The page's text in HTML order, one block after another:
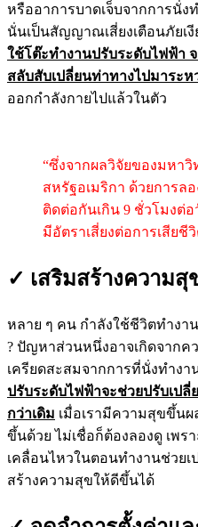
หรืออาการบาดเจ็บจากการนั่ง
นั่นเป็นสัญญาณเสี่ยงเตือนภัยเ
ใช้โต๊ะทำงานปรับระดับไฟฟ้า
สลับสับเปลี่ยนท่าทางไปมาระห
ออกกำลังกายไปแล้วในตัว
“ซึ่งจากผลวิจัยของมหาวิ
สหรัฐอเมริกา ด้วยการล
ติดต่อกันเกิน 9 ชั่วโมงต่อ
มีอัตราเสี่ยงต่อการเสียชี
✓ เสริมสร้างความ
หลาย ๆ คน กำลังใช้ชีวิตทำงา
? ปัญหาส่วนหนึ่งอาจเกิดจากค
เครียดสะสมจากการที่นั่งทำงา
ปรับระดับไฟฟ้าจะช่วยปรับเป
กว่าเดิม เมื่อเรามีความสุขขึ้น
ขึ้นด้วย ไม่เชื่อก็ต้องลองดู เพร
เคลื่อนไหวในตอนทำงานช่วย
สร้างความสุขให้ดีขึ้นได้